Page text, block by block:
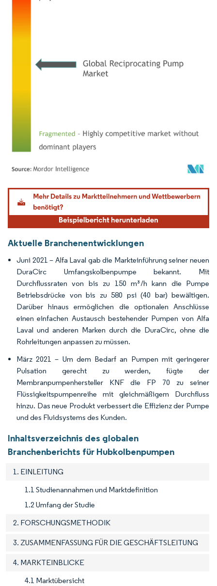
Bild © Mordor Intelligence. Wiederverwendung erfordert Namensnennung gemäß
Aktuelle Branchenentwicklungen
Juni 2021 – Alfa Laval gab die Markteinführung seiner neuen
DuraCirc Umfangskolbenpumpe bekannt. Mit
Durchflussraten von bis zu 150 m³/h kann die Pumpe
Betriebsdrücke von bis zu 580 psi (40 bar) bewältigen.
Darüber hinaus ermöglichen die optionalen Anschlüsse
einen einfachen Austausch bestehender Pumpen von Alfa
Laval und anderen Marken durch die DuraCirc, ohne die
Rohrleitungen anpassen zu müssen.
März 2021 – Um dem Bedarf an Pumpen mit geringerer
Pulsation gerecht zu werden, fügte der
Membranpumpenhersteller KNF die FP 70 zu seiner
Flüssigkeitspumpenreihe mit gleichmäßigem Durchfluss
hinzu. Das neue Produkt verbessert die Effizienz der Pumpe
und des Fluidsystems des Kunden.
Inhaltsverzeichnis des globalen
Branchenberichts für Hubkolbenpumpen
1. EINLEITUNG
1.1 Studienannahmen und Marktdefinition
1.2 Umfang der Studie
2. FORSCHUNGSMETHODIK
3. ZUSAMMENFASSUNG FÜR DIE GESCHÄFTSLEITUNG
4. MARKTEINBLICKE
4.1 Marktübersicht